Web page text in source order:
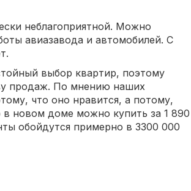
неблагоприятной. Можно
авиазавода и автомобилей. С
выбор квартир, поэтому
продаж. По мнению наших
что оно нравится, а потому,
новом доме можно купить за 1 890
обойдутся примерно в 3300 000